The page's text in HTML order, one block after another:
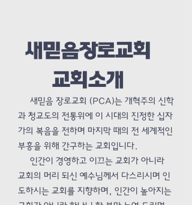
새믿음 장로교회 (PCA)는 개혁주의 신학
과 청교도의 전통위에 이 시대의 진정한 십자
가의 복음을 전하며 마지막 때의 전 세계적인
부흥을 위해 간구하는 교회입니다.
인간이 경영하고 이끄는 교회가 아니라
교회의 머리 되신 예수님께서 다스리시며 인
도하시는 교회를 지향하며, 인간이 높아지는
새믿음장로교회
교회소개